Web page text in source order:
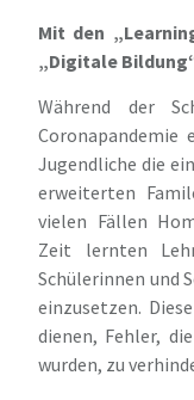
Mit den
„Digitale
Während der
Coronapandemie
Jugendliche die
erweiterten
vielen Fällen
Zeit lernten
Schülerinnen und
einzusetzen.
dienen, Fehler,
wurden, zu